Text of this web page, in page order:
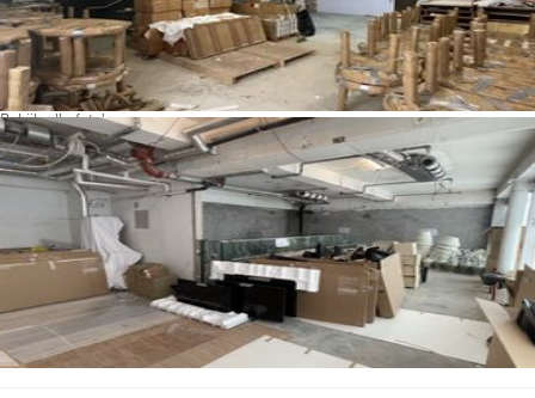
Bekijk alle foto's